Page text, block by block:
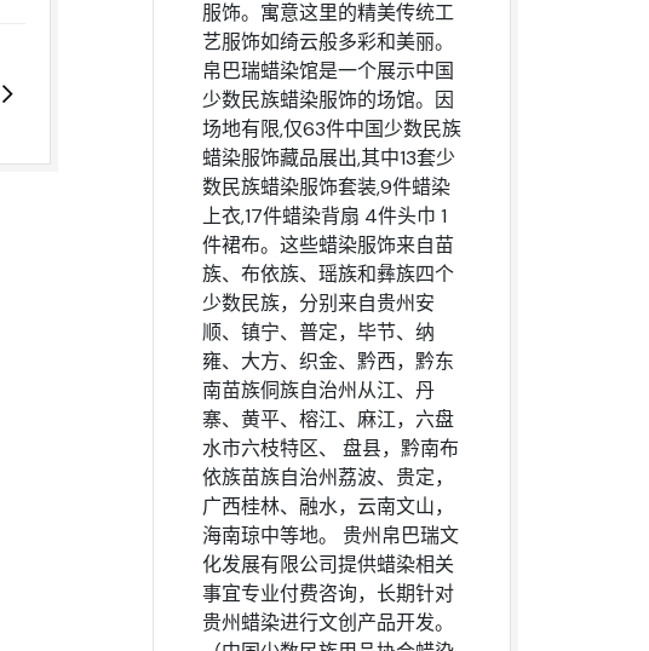
服饰。寓意这里的精美传统工
艺服饰如绮云般多彩和美丽。
帛巴瑞蜡染馆是一个展示中国
少数民族蜡染服饰的场馆。因
场地有限,仅63件中国少数民族
蜡染服饰藏品展出,其中13套少
数民族蜡染服饰套装,9件蜡染
上衣,17件蜡染背扇 4件头巾 1
件裙布。这些蜡染服饰来自苗
族、布依族、瑶族和彝族四个
少数民族，分别来自贵州安
顺、镇宁、普定，毕节、纳
雍、大方、织金、黔西，黔东
南苗族侗族自治州从江、丹
寨、黄平、榕江、麻江，六盘
水市六枝特区、 盘县，黔南布
依族苗族自治州荔波、贵定，
广西桂林、融水，云南文山，
海南琼中等地。 贵州帛巴瑞文
化发展有限公司提供蜡染相关
事宜专业付费咨询，长期针对
贵州蜡染进行文创产品开发。